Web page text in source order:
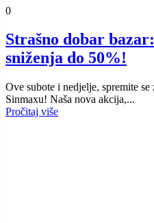
0
Strašno dobar
sniženja do 50%!
Ove subote i nedjelje, spremite se
Sinmaxu! Naša nova akcija,...
Pročitaj više